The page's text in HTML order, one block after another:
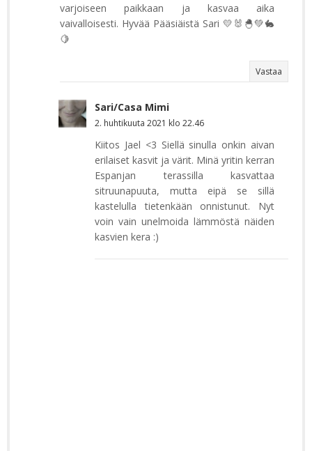
varjoiseen paikkaan ja kasvaa aika
vaivalloisesti. Hyvää Pääsiäistä Sari 💛🐰🐣💚🐇
🍋
Vastaa
Sari/Casa Mimi
2. huhtikuuta 2021 klo 22.46
Kiitos Jael <3 Siellä sinulla onkin aivan
erilaiset kasvit ja värit. Minä yritin kerran
Espanjan terassilla kasvattaa
sitruunapuuta, mutta eipä se sillä
kastelulla tietenkään onnistunut. Nyt
voin vain unelmoida lämmöstä näiden
kasvien kera :)